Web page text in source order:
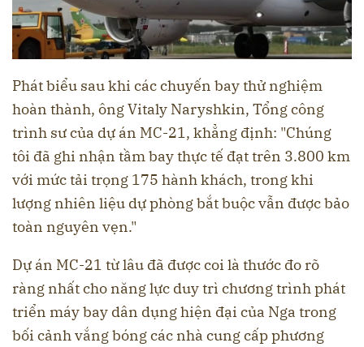
Phát biểu sau khi các chuyến bay thử nghiệm
hoàn thành, ông Vitaly Naryshkin, Tổng công
trình sư của dự án MC-21, khẳng định: "Chúng
tôi đã ghi nhận tầm bay thực tế đạt trên 3.800 km
với mức tải trọng 175 hành khách, trong khi
lượng nhiên liệu dự phòng bắt buộc vẫn được bảo
toàn nguyên vẹn."
Dự án MC-21 từ lâu đã được coi là thước đo rõ
ràng nhất cho năng lực duy trì chương trình phát
triển máy bay dân dụng hiện đại của Nga trong
bối cảnh vắng bóng các nhà cung cấp phương